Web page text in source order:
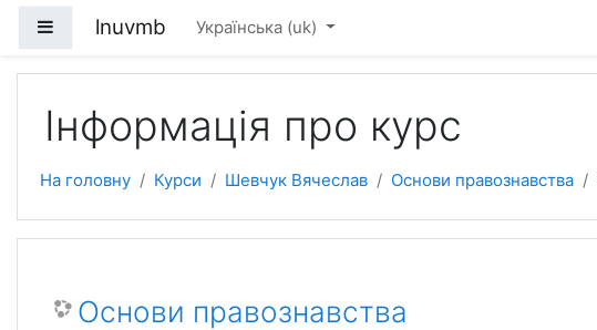
Бокова панель
lnuvmb Українська ‎(uk)‎
Інформація про курс
На головну Курси Шевчук Вячеслав Основи правознавства
Основи правознавства